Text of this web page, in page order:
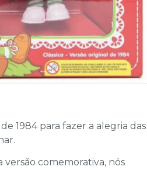
1984 para fazer a alegria das
versão comemorativa, nós